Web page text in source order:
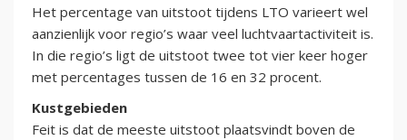
Het percentage van uitstoot tijdens LTO varieert wel
aanzienlijk voor regio’s waar veel luchtvaartactiviteit is.
In die regio’s ligt de uitstoot twee tot vier keer hoger
met percentages tussen de 16 en 32 procent.
Kustgebieden
Feit is dat de meeste uitstoot plaatsvindt boven de